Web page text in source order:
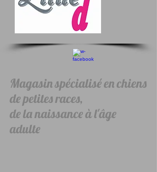
Magasin spécialisé en chiens
de petites races,
de la naissance à l'âge
adulte